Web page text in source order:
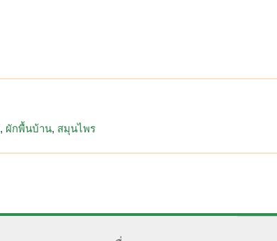
ผักพื้นบ้าน สมุนไพร